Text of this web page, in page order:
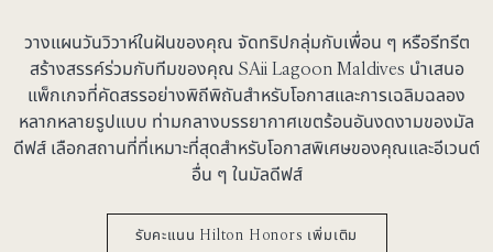
วางแผนวันวิวาห์ในฝันของคุณ จัดทริปกลุ่มกับเพื่อน ๆ หรือรีทรีต
สร้างสรรค์ร่วมกับทีมของคุณ SAii Lagoon Maldives นำเสนอ
แพ็กเกจที่คัดสรรอย่างพิถีพิถันสำหรับโอกาสและการเฉลิมฉลอง
หลากหลายรูปแบบ ท่ามกลางบรรยากาศเขตร้อนอันงดงามของมัล
ดีฟส์ เลือกสถานที่ที่เหมาะที่สุดสำหรับโอกาสพิเศษของคุณและอีเวนต์
อื่น ๆ ในมัลดีฟส์
รับคะแนน Hilton Honors เพิ่มเติม